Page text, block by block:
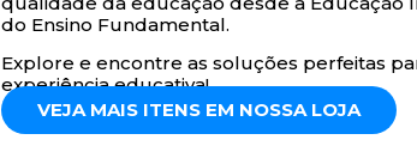
do Ensino Fundamental.
Explore e encontre as soluções perfeitas
experiência educativa!
VEJA MAIS ITENS EM NOSSA LOJA